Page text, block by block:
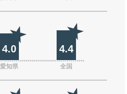
4.0 4.4
愛知県 全国